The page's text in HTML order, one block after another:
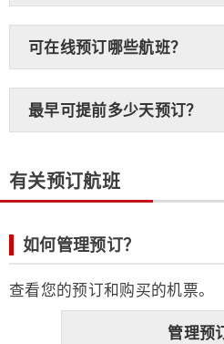
可在线预订哪些航班？
最早可提前多少天预订？
有关预订航班
如何管理预订？
查看您的预订和购买的机票。
管理预